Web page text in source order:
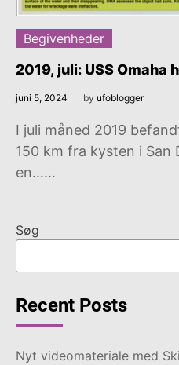
Begivenheder
2019, juli: USS Omaha
juni 5, 2024 by ufoblogger
I juli måned 2019
150 km fra kysten i San
en……
Søg
Recent Posts
Nyt videomateriale med